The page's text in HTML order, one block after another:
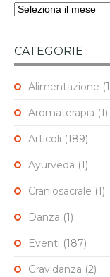
Archivi
CATEGORIE
Alimentazione
Aromaterapia (1)
Articoli (189)
Ayurveda (1)
Craniosacrale (1)
Danza (1)
Eventi (187)
Gravidanza (2)